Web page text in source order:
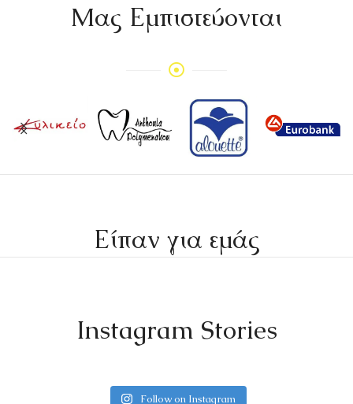
Mας Εμπιστεύονται
Είπαν για εμάς
Instagram Stories
Follow on Instagram